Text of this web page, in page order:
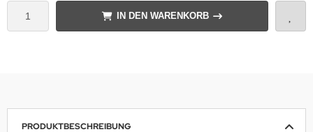
IN DEN WARENKORB
PRODUKTBESCHREIBUNG